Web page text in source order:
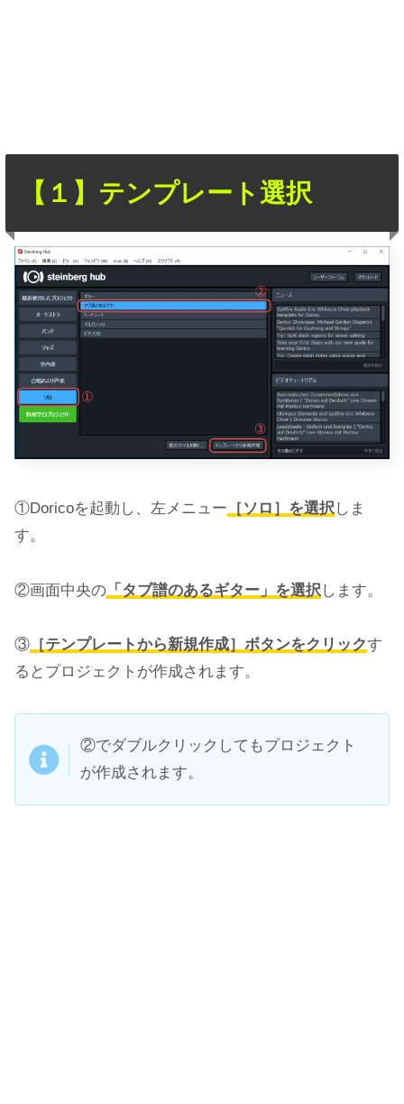
【１】テンプレート選択
①Doricoを起動し、左メニュー ［ソロ］を選択しま
す。
②画面中央の 「タブ譜のあるギター」を選択 します。
③ ［テンプレートから新規作成］ボタンをクリックす
るとプロジェクトが作成されます。
②でダブルクリックしてもプロジェクト
が作成されます。